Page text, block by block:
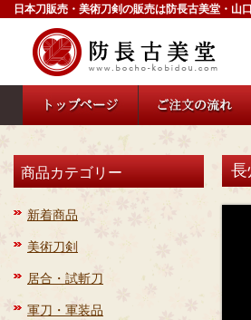
日本刀販売・美術刀剣の販売は防長古美堂・山
商品カテゴリー
新着商品
美術刀剣
居合・試斬刀
軍刀・軍装品
長